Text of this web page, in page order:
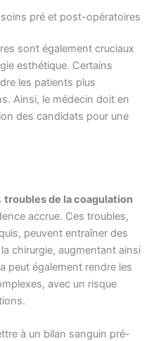
pré et post-opératoires
sont également cruciaux
esthétique. Certains
les patients plus
Ainsi, le médecin doit en
des candidats pour une
troubles de la coagulation
accrue. Ces troubles,
peuvent entraîner des
chirurgie, augmentant ainsi
peut également rendre les
avec un risque
à un bilan sanguin pré-